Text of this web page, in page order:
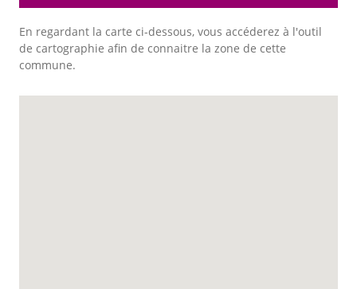
En regardant la carte ci-dessous, vous accéderez à l'outil
de cartographie afin de connaitre la zone de cette
commune.